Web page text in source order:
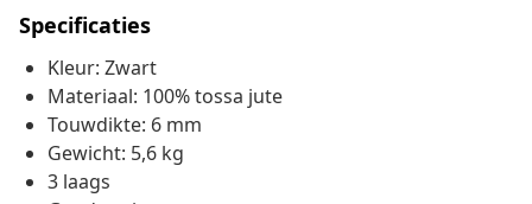
Specificaties
Kleur: Zwart
Materiaal: 100% tossa jute
Touwdikte: 6 mm
Gewicht: 5,6 kg
3 laags